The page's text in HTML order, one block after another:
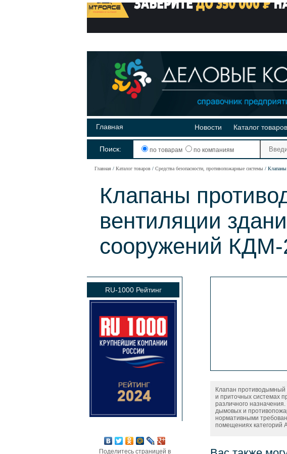
Главная Новости Каталог товаров
Поиск: по товарам по компаниям
Главная Каталог товаров Средства безопасности, противопожарные системы
Клапаны
вентиляции
сооружений КДМ-
RU-1000 Рейтинг
Поделитесь страницей в
Клапан
и приточных системах
различного
дымовых и
нормативными
помещениях категорий